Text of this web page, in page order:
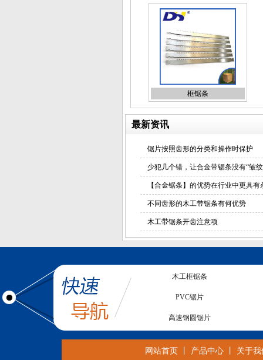
框锯条
最新资讯
锯片按照齿形的分类和操作时保护
少犯几个错，让合金带锯条没有“皱
【合金锯条】的优势在行业中更具有
不同齿形的木工带锯条有何优势
木工带锯条开齿注意项
木工框锯条
PVC锯片
高速钢圆锯片
数控钨钢铣刀
网站首页 产品中心 关于我